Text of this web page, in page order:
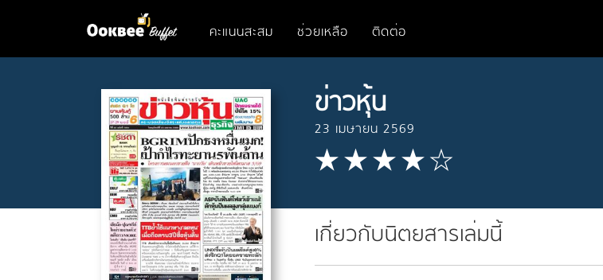
คะแนนสะสม ช่วยเหลือ ติดต่อ
ข่าวหุ้น
23 เมษายน 2569
เกี่ยวกับนิตยสารเล่มนี้